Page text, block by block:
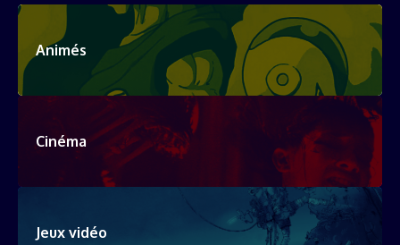
Animés
Cinéma
Jeux vidéo